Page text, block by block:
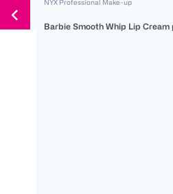
150 Ös
300 Ös
500 Ös
Weiter
zum
NYX Professional Make-up
Barbie Smooth Whip Lip